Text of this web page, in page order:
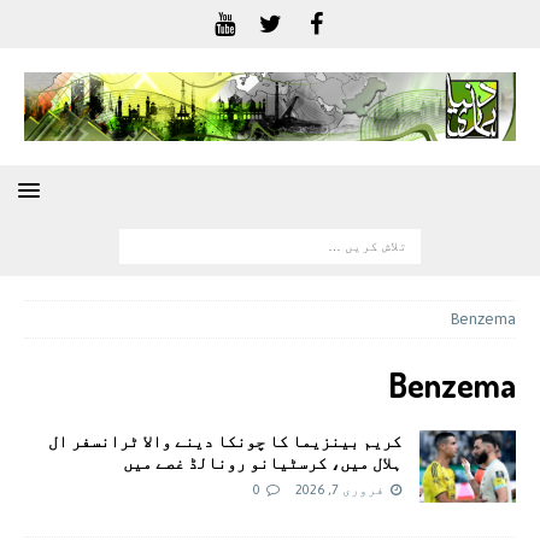
Benzema
Benzema
کریم بینزیما کا چونکا دینے والا ٹرانسفر ال
ہلال میں، کرسٹیانو رونالڈ غصے میں
فروری 7, 2026 0